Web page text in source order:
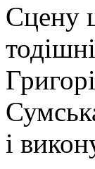
Сцену
і